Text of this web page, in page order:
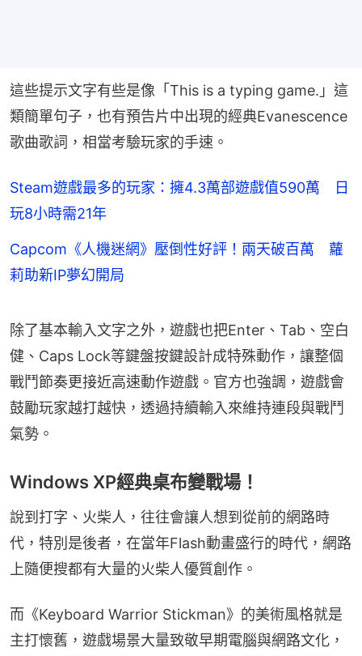
這些提示文字有些是像「This is a typing game.」這
類簡單句子，也有預告片中出現的經典Evanescence
歌曲歌詞，相當考驗玩家的手速。
Steam遊戲最多的玩家：擁4.3萬部遊戲值590萬 日
玩8小時需21年
Capcom《人機迷網》壓倒性好評！兩天破百萬 蘿
莉助新IP夢幻開局
除了基本輸入文字之外，遊戲也把Enter、Tab、空白
健、Caps Lock等鍵盤按鍵設計成特殊動作，讓整個
戰鬥節奏更接近高速動作遊戲。官方也強調，遊戲會
鼓勵玩家越打越快，透過持續輸入來維持連段與戰鬥
氣勢。
Windows XP經典桌布變戰場！
說到打字、火柴人，往往會讓人想到從前的網路時
代，特別是後者，在當年Flash動畫盛行的時代，網路
上隨便搜都有大量的火柴人優質創作。
而《Keyboard Warrior Stickman》的美術風格就是
主打懷舊，遊戲場景大量致敬早期電腦與網路文化，